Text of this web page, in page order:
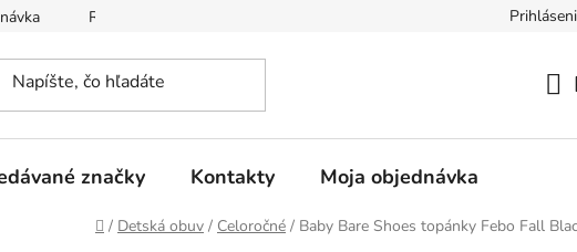
Reklamačný protokol
značky Kontakty Moja objednávka
Domov
/ Detská obuv / Celoročné / Baby Bare Shoes topánky Febo Fall